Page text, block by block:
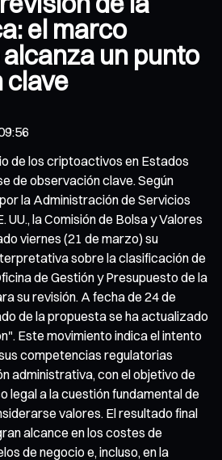
el marco
un punto
clave
de los criptoactivos en Estados
de observación clave. Según
la Administración de Servicios
UU., la Comisión de Bolsa y Valores
viernes (21 de marzo) su
sobre la clasificación de
de Gestión y Presupuesto de la
su revisión. A fecha de 24 de
de la propuesta se ha actualizado
Este movimiento indica el intento
competencias regulatorias
administrativa, con el objetivo de
legal a la cuestión fundamental de
valores. El resultado final
alcance en los costes de
de negocio e, incluso, en la